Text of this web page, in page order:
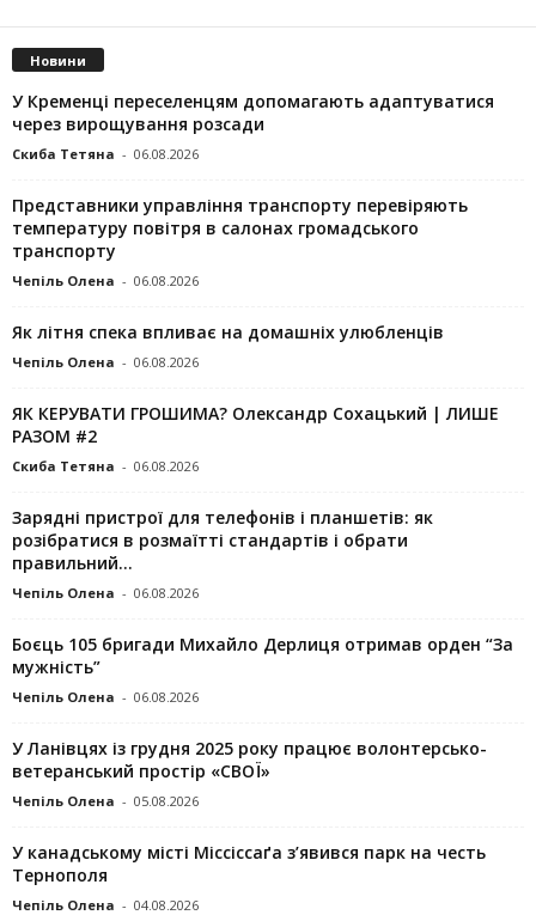
Новини
У Кременці переселенцям допомагають адаптуватися
через вирощування розсади
Скиба Тетяна - 06.08.2026
Представники управління транспорту перевіряють
температуру повітря в салонах громадського
транспорту
Чепіль Олена - 06.08.2026
Як літня спека впливає на домашніх улюбленців
Чепіль Олена - 06.08.2026
ЯК КЕРУВАТИ ГРОШИМА? Олександр Сохацький | ЛИШЕ
РАЗОМ #2
Скиба Тетяна - 06.08.2026
Зарядні пристрої для телефонів і планшетів: як
розібратися в розмаїтті стандартів і обрати
правильний...
Чепіль Олена - 06.08.2026
Боєць 105 бригади Михайло Дерлиця отримав орден “За
мужність”
Чепіль Олена - 06.08.2026
У Ланівцях із грудня 2025 року працює волонтерсько-
ветеранський простір «СВОЇ»
Чепіль Олена - 05.08.2026
У канадському місті Міссіссаґа з’явився парк на честь
Тернополя
Чепіль Олена - 04.08.2026